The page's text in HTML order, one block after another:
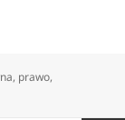
, prawo,